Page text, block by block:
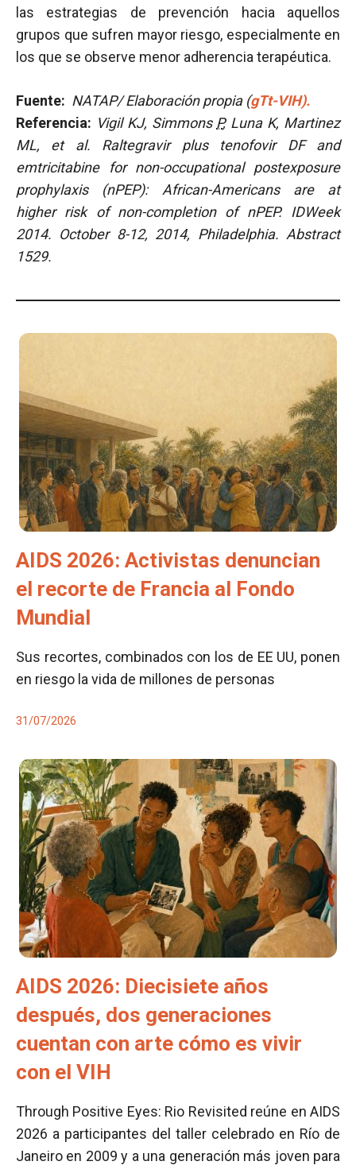
las estrategias de prevención hacia aquellos
grupos que sufren mayor riesgo, especialmente en
los que se observe menor adherencia terapéutica.
Fuente: NATAP/ Elaboración propia (gTt-VIH).
Referencia: Vigil KJ, Simmons P, Luna K, Martinez
ML, et al. Raltegravir plus tenofovir DF and
emtricitabine for non-occupational postexposure
prophylaxis (nPEP): African-Americans are at
higher risk of non-completion of nPEP. IDWeek
2014. October 8-12, 2014, Philadelphia. Abstract
1529.
AIDS 2026: Activistas denuncian
el recorte de Francia al Fondo
Mundial
Sus recortes, combinados con los de EE UU, ponen
en riesgo la vida de millones de personas
31/07/2026
AIDS 2026: Diecisiete años
después, dos generaciones
cuentan con arte cómo es vivir
con el VIH
Through Positive Eyes: Rio Revisited reúne en AIDS
2026 a participantes del taller celebrado en Río de
Janeiro en 2009 y a una generación más joven para